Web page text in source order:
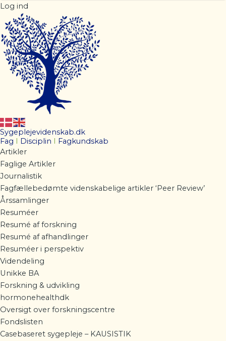
Log ind
Sygeplejevidenskab.dk
Fag
Disciplin
Fagkundskab
Artikler
Faglige Artikler
Journalistik
Fagfællebedømte videnskabelige artikler ‘Peer Review’
Årssamlinger
Resuméer
Resumé af forskning
Resumé af afhandlinger
Resuméer i perspektiv
Videndeling
Unikke BA
Forskning & udvikling
hormonehealthdk
Oversigt over forskningscentre
Fondslisten
Casebaseret sygepleje – KAUSISTIK